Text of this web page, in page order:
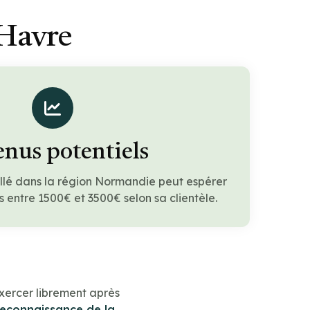
potentiels
dans la région Normandie peut espérer
entre 1500€ et 3500€ selon sa clientèle.
librement après